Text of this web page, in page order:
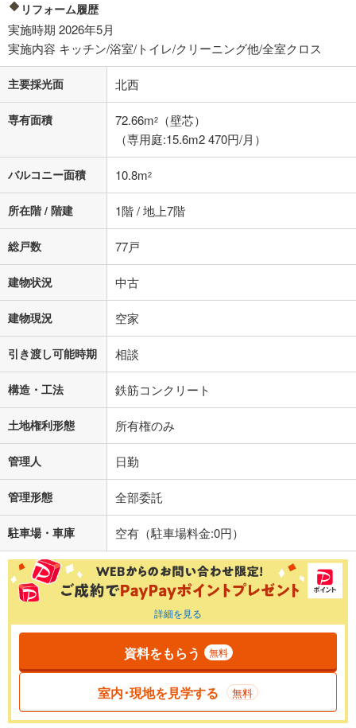
不動産会社に購入相談をする
閉じる
リフォーム履歴
実施時期 2026年5月
実施内容 キッチン/浴室/トイレ/クリーニング他/全室クロス
主要採光面 北西
専有面積 72.66m2
（壁芯）
（専用庭:15.6m2 470円/月）
バルコニー面積 10.8m2
所在階 / 階建 1階 / 地上7階
総戸数 77戸
建物状況 中古
建物現況 空家
引き渡し可能時期 相談
構造・工法 鉄筋コンクリート
土地権利形態 所有権のみ
管理人 日勤
管理形態 全部委託
駐車場・車庫 空有（駐車場料金:0円）
詳細を見る
資料をもらう 無料
室内･現地を見学する 無料